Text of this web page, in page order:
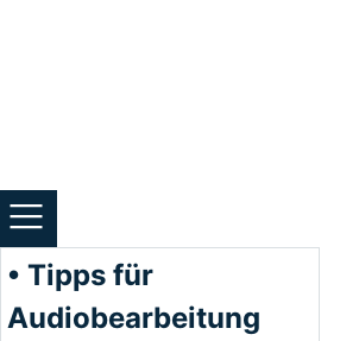
• Tipps für
Audiobearbeitung